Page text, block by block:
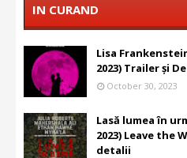
IN CURAND
Lisa
2023) Trailer și
October 30, 2023
Lasă lumea în
2023) Leave the
detalii